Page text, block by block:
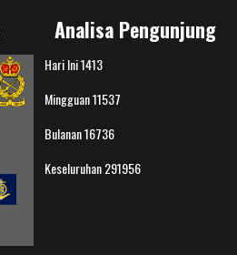
Analisa Pengunjung
Hari Ini1413
Mingguan11537
Bulanan16736
Keseluruhan291956